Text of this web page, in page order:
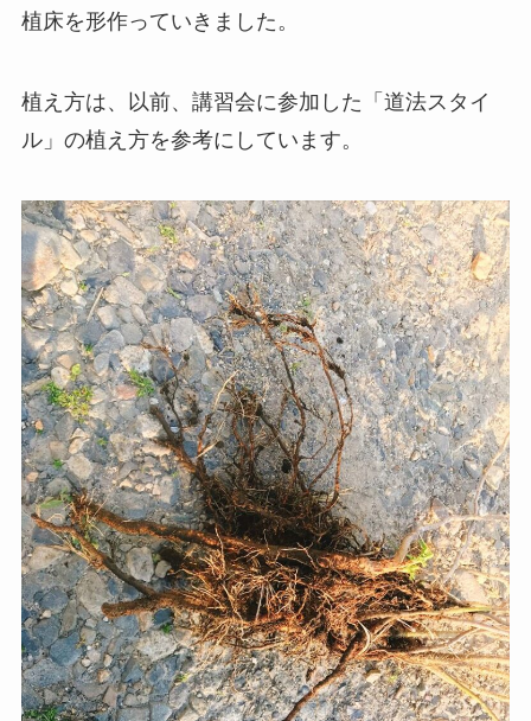
植床を形作っていきました。
植え方は、以前、講習会に参加した「道法スタイ
ル」の植え方を参考にしています。